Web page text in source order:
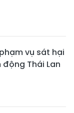
vụ sát hại
Thái Lan